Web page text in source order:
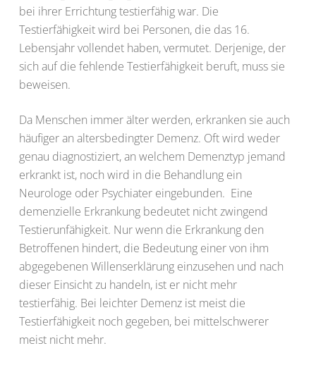
bei ihrer Errichtung testierfähig war. Die
Testierfähigkeit wird bei Personen, die das 16.
Lebensjahr vollendet haben, vermutet. Derjenige, der
sich auf die fehlende Testierfähigkeit beruft, muss sie
beweisen.
Da Menschen immer älter werden, erkranken sie auch
häufiger an altersbedingter Demenz. Oft wird weder
genau diagnostiziert, an welchem Demenztyp jemand
erkrankt ist, noch wird in die Behandlung ein
Neurologe oder Psychiater eingebunden. Eine
demenzielle Erkrankung bedeutet nicht zwingend
Testierunfähigkeit. Nur wenn die Erkrankung den
Betroffenen hindert, die Bedeutung einer von ihm
abgegebenen Willenserklärung einzusehen und nach
dieser Einsicht zu handeln, ist er nicht mehr
testierfähig. Bei leichter Demenz ist meist die
Testierfähigkeit noch gegeben, bei mittelschwerer
meist nicht mehr.